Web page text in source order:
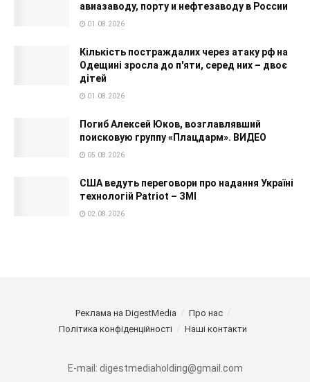
авиазаводу, порту и нефтезаводу в России
01.08.2026
Кількість постраждалих через атаку рф на
Одещині зросла до п'яти, серед них – двоє
дітей
01.08.2026
Погиб Алексей Юков, возглавлявший
поисковую группу «Плацдарм». ВИДЕО
05.08.2026
США ведуть переговори про надання Україні
технологій Patriot – ЗМІ
02.08.2026
Реклама на DigestMedia
Про нас
Політика конфіденційності
Наші контакти
E-mail: digestmediaholding@gmail.com